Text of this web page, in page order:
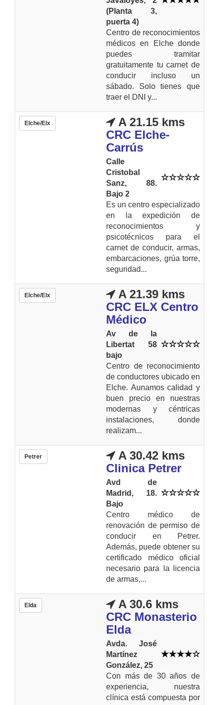
(Planta 3,
puerta 4)
Centro de reconocimientos
médicos en Elche donde
puedes tramitar
gratuitamente tu carnet de
conducir incluso un
sábado. Solo tienes que
traer el DNI y...
Elche/Elx
A 21.15 kms
CRC Elche-
Carrús
Calle
Cristobal
Sanz, 88.
Bajo 2
Es un centro especializado
en la expedición de
reconocimientos y
psicotécnicos para el
carnet de conducir, armas,
embarcaciones, grúa torre,
seguridad...
Elche/Elx
A 21.39 kms
CRC ELX Centro
Médico
Av de la
Libertat 58
bajo
Centro de reconocimiento
de conductores ubicado en
Elche. Aunamos calidad y
buen precio en nuestras
modernas y céntricas
instalaciones, donde
realizam...
Petrer
A 30.42 kms
Clinica Petrer
Avd de
Madrid, 18.
Bajo
Centro médico de
renovación de permiso de
conducir en Petrer.
Además, puede obtener su
certificado médico oficial
necesario para la licencia
de armas,...
Elda
A 30.6 kms
CRC Monasterio
Elda
Avda. José
Martínez
González, 25
Con más de 30 años de
experiencia, nuestra
clínica está compuesta por